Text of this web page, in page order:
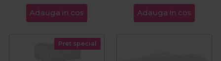
Adauga in cos Adauga in cos
Pret special